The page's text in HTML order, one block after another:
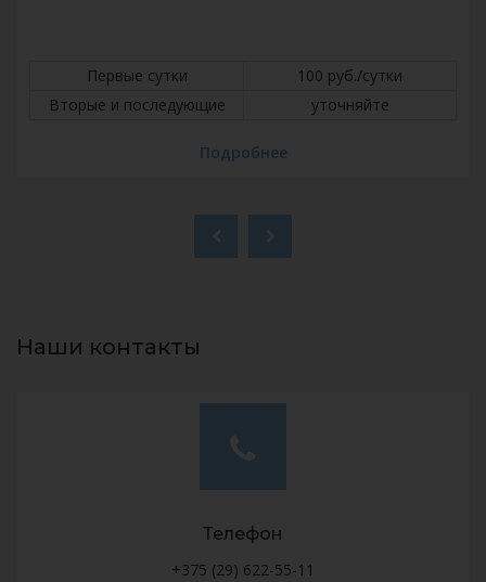
Первые сутки
100 руб./сутки
Вторые и последующие
уточняйте
Подробнее
Наши контакты
Телефон
+375 (29) 622-55-11